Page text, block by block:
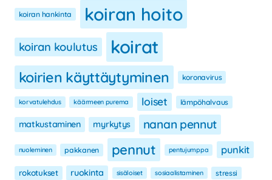
koiran hankinta koiran hoito
koiran koulutus koirat
koirien käyttäytyminen koronavirus
korvatulehdus käärmeen purema loiset lämpöhalvaus
matkustaminen myrkytys nanan pennut
nuoleminen pakkanen pennut pentujumppa punkit
rokotukset ruokinta sisäloiset sosiaalistaminen stressi